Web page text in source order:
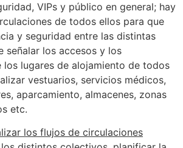
VIPs y público en general; hay
de todos ellos para que
y seguridad entre las distintas
señalar los accesos y los
lugares de alojamiento de todos
vestuarios, servicios médicos,
aparcamiento, almacenes, zonas
etc.
los flujos de circulaciones